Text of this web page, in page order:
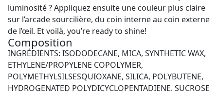
luminosité ? Appliquez ensuite une couleur plus claire
sur l’arcade sourcilière, du coin interne au coin externe
de l’œil. Et voilà, you’re ready to shine!
Composition
INGRÉDIENTS: ISODODECANE, MICA, SYNTHETIC WAX,
ETHYLENE/PROPYLENE COPOLYMER,
POLYMETHYLSILSESQUIOXANE, SILICA, POLYBUTENE,
HYDROGENATED POLYDICYCLOPENTADIENE, SUCROSE